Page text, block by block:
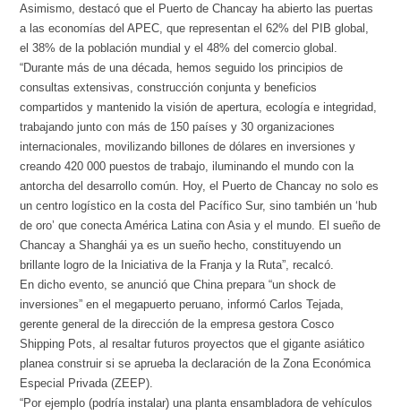
Asimismo, destacó que el Puerto de Chancay ha abierto las puertas
a las economías del APEC, que representan el 62% del PIB global,
el 38% de la población mundial y el 48% del comercio global.
“Durante más de una década, hemos seguido los principios de
consultas extensivas, construcción conjunta y beneficios
compartidos y mantenido la visión de apertura, ecología e integridad,
trabajando junto con más de 150 países y 30 organizaciones
internacionales, movilizando billones de dólares en inversiones y
creando 420 000 puestos de trabajo, iluminando el mundo con la
antorcha del desarrollo común. Hoy, el Puerto de Chancay no solo es
un centro logístico en la costa del Pacífico Sur, sino también un ‘hub
de oro’ que conecta América Latina con Asia y el mundo. El sueño de
Chancay a Shanghái ya es un sueño hecho, constituyendo un
brillante logro de la Iniciativa de la Franja y la Ruta”, recalcó.
En dicho evento, se anunció que China prepara “un shock de
inversiones” en el megapuerto peruano, informó Carlos Tejada,
gerente general de la dirección de la empresa gestora Cosco
Shipping Pots, al resaltar futuros proyectos que el gigante asiático
planea construir si se aprueba la declaración de la Zona Económica
Especial Privada (ZEEP).
“Por ejemplo (podría instalar) una planta ensambladora de vehículos